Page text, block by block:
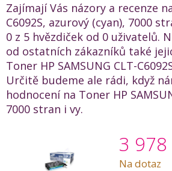
Zajímají Vás názory a recenze
C6092S, azurový (cyan), 7000
0 z 5 hvězdiček od 0 uživatelů.
od ostatních zákazníků také
Toner HP SAMSUNG CLT-
Určitě budeme ale rádi, když
hodnocení na Toner HP
7000 stran i vy.
3 978
Na dotaz